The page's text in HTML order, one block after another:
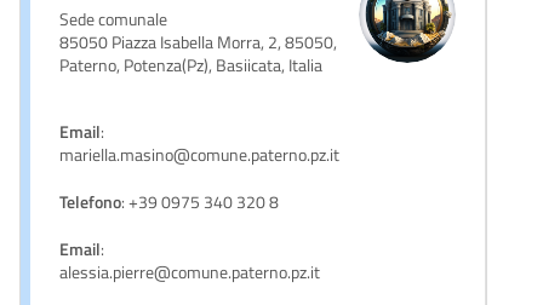
Sede comunale
85050 Piazza Isabella Morra, 2, 85050,
Paterno, Potenza(Pz), Basiicata, Italia
Email:
mariella.masino@comune.paterno.pz.it
Telefono: +39 0975 340 320 8
Email:
alessia.pierre@comune.paterno.pz.it